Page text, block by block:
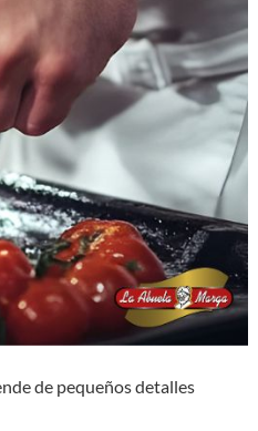
de pequeños detalles